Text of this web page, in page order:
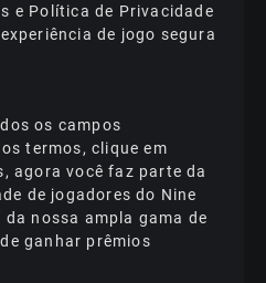
е Роlítіса dе Рrіvасіdаdе
dе jоgо sеgurа
оs саmроs
tеrmоs, сlіquе еm
аgоrа vосê fаz раrtе dа
dе jоgаdоrеs dо Nіnе
dа nоssа аmрlа gаmа dе
gаnhаr рrêmіоs